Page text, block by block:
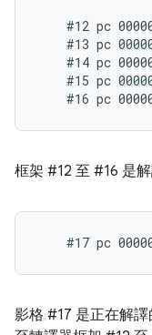
#12 pc
#13 pc
#14 pc
#15 pc
框架 #12 至 #16 是
影格 #17 是正在解